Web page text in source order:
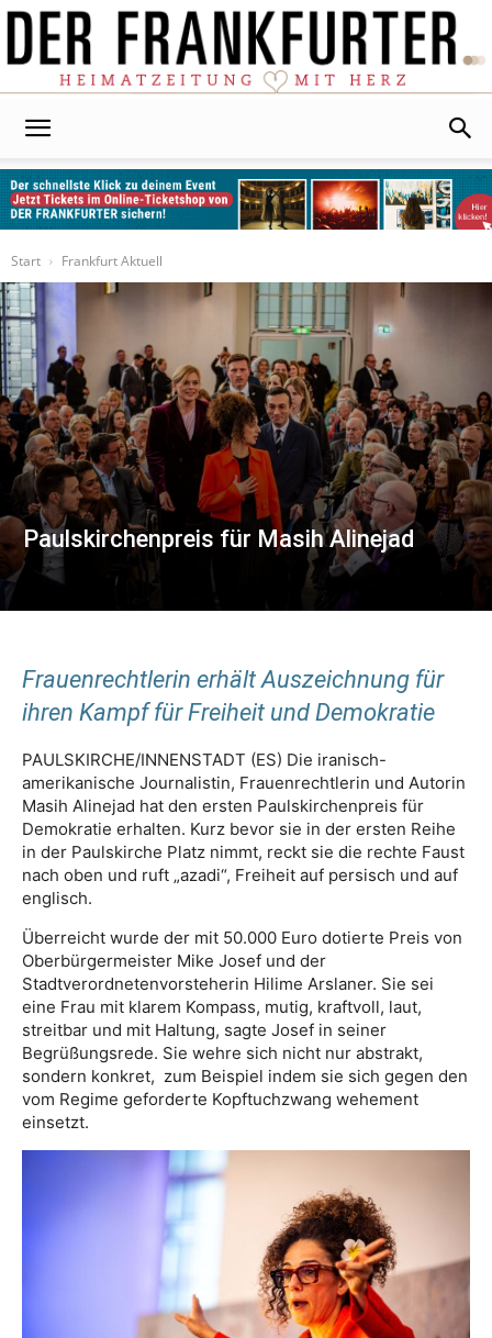
Start
Frankfurt Aktuell
Paulskirchenpreis für Masih Alinejad
Frauenrechtlerin erhält Auszeichnung für
ihren Kampf für Freiheit und Demokratie
PAULSKIRCHE/INNENSTADT (ES) Die iranisch-
amerikanische Journalistin, Frauenrechtlerin und Autorin
Masih Alinejad hat den ersten Paulskirchenpreis für
Demokratie erhalten. Kurz bevor sie in der ersten Reihe
in der Paulskirche Platz nimmt, reckt sie die rechte Faust
nach oben und ruft „azadi“, Freiheit auf persisch und auf
englisch.
Überreicht wurde der mit 50.000 Euro dotierte Preis von
Oberbürgermeister Mike Josef und der
Stadtverordnetenvorsteherin Hilime Arslaner. Sie sei
eine Frau mit klarem Kompass, mutig, kraftvoll, laut,
streitbar und mit Haltung, sagte Josef in seiner
Begrüßungsrede. Sie wehre sich nicht nur abstrakt,
sondern konkret, zum Beispiel indem sie sich gegen den
vom Regime geforderte Kopftuchzwang wehement
einsetzt.